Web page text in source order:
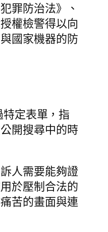
罪防治法》、
權檢警得以向
國家機器的防
定表單，指
開搜尋中的時
人需要能夠證
於壓制合法的
苦的畫面與連